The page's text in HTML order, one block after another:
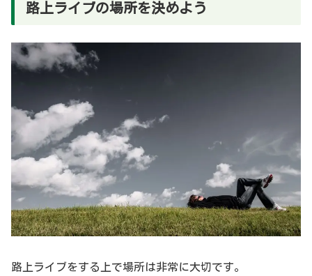
路上ライブの場所を決めよう
路上ライブをする上で場所は非常に大切です。